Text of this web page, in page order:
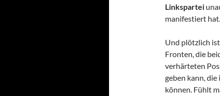
Linkspartei
manifestiert hat.
Und plötzlich
Fronten, die
verhärteten
geben kann,
können. Fühlt